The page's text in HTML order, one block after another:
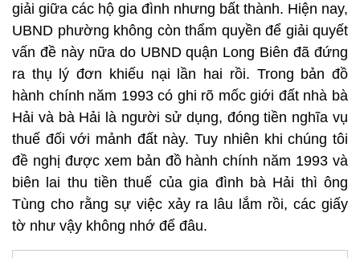
giải giữa các hộ gia đình nhưng bất thành. Hiện nay,
UBND phường không còn thẩm quyền để giải quyết
vấn đề này nữa do UBND quận Long Biên đã đứng
ra thụ lý đơn khiếu nại lần hai rồi. Trong bản đồ
hành chính năm 1993 có ghi rõ mốc giới đất nhà bà
Hải và bà Hải là người sử dụng, đóng tiền nghĩa vụ
thuế đối với mảnh đất này. Tuy nhiên khi chúng tôi
đề nghị được xem bản đồ hành chính năm 1993 và
biên lai thu tiền thuế của gia đình bà Hải thì ông
Tùng cho rằng sự việc xảy ra lâu lắm rồi, các giấy
tờ như vậy không nhớ để đâu.